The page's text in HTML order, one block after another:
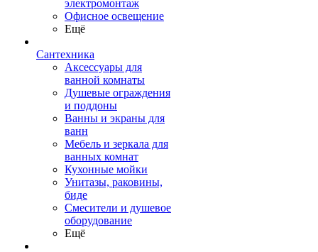
электромонтаж
Офисное освещение
Ещё
Сантехника
Аксессуары для
ванной комнаты
Душевые ограждения
и поддоны
Ванны и экраны для
ванн
Мебель и зеркала для
ванных комнат
Кухонные мойки
Унитазы, раковины,
биде
Смесители и душевое
оборудование
Ещё